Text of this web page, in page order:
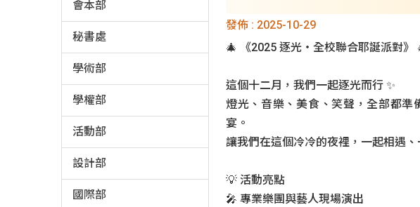
會本部
秘書處
學術部
學權部
活動部
設計部
國際部
發佈 : 2025-10-29
🎄 《2025 逐光・全校聯合耶誕派對》
這個十二月，我們一起逐光而行 ✨
燈光、音樂、美食、笑聲，全部都準
宴。
讓我們在這個冷冷的夜裡，一起相遇、
💡 活動亮點
🎤 專業樂團與藝人現場演出